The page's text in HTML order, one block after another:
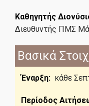
Καθηγητής
Διευθυντής ΠΜΣ
Bασικά
Έναρξη: κάθε
Περίοδος